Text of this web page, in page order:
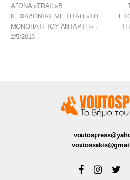
ΑΓΩΝΑ «TRAIL»Β.
ΚΕΦΑΛΟΝΙΑΣ ΜΕ ΤΙΤΛΟ «ΤΟ
ΜΟΝΟΠΑΤΙ ΤΟΥ ΑΝΤΑΡΤΗ» ,
2/5/2016